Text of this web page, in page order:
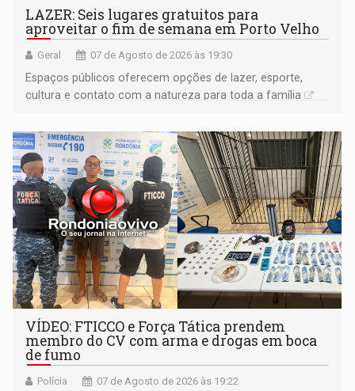
LAZER: Seis lugares gratuitos para
aproveitar o fim de semana em Porto Velho
Geral 07 de Agosto de 2026 às 19:30
Espaços públicos oferecem opções de lazer, esporte,
cultura e contato com a natureza para toda a família
VÍDEO: FTICCO e Força Tática prendem
membro do CV com arma e drogas em boca
de fumo
Polícia 07 de Agosto de 2026 às 19:22